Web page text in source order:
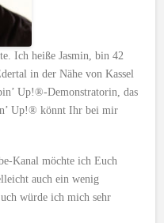
Ich heiße Jasmin, bin 42
in der Nähe von Kassel
Up!®-Demonstratorin, das
Up!® könnt Ihr bei mir
Kanal möchte ich Euch
auch ein wenig
würde ich mich sehr